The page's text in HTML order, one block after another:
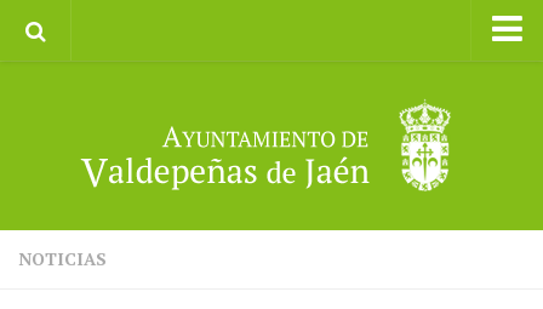
II CXM ROMPEALBARCAS 2023
NOTICIAS